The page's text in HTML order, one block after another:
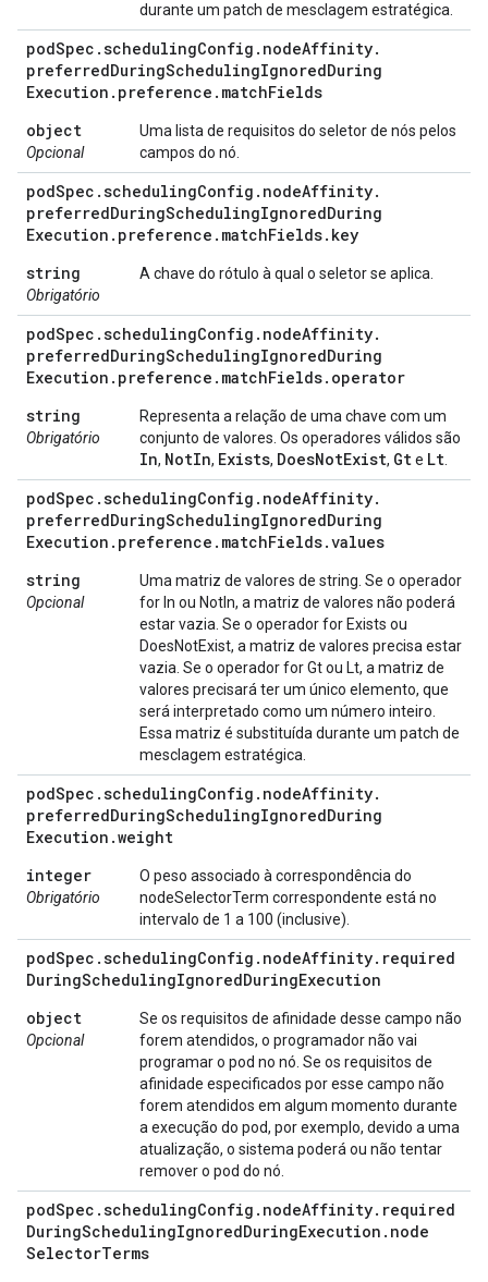
durante um patch de mesclagem estratégica.
podSpec .schedulingConfig . nodeAffinity.
preferredDuringSchedulingIgnoredDuring
Execution . preference . matchFields
object
Opcional
Uma lista de requisitos do seletor de nós pelos
campos do nó.
podSpec .schedulingConfig . nodeAffinity.
preferredDuringSchedulingIgnoredDuring
Execution . preference . matchFields. key
string
Obrigatório
A chave do rótulo à qual o seletor se aplica.
podSpec .schedulingConfig . nodeAffinity.
preferredDuringSchedulingIgnoredDuring
Execution . preference . matchFields. operator
string
Obrigatório
Representa a relação de uma chave com um
conjunto de valores. Os operadores válidos são
In, NotIn, Exists, DoesNotExist, Gte Lt
podSpec .schedulingConfig . nodeAffinity.
preferredDuringSchedulingIgnoredDuring
Execution . preference . matchFields.values
string
Opcional
Uma matriz de valores de string. Se o operador
for In ou NotIn, a matriz de valores não poderá
estar vazia. Se o operador for Exists ou
DoesNotExist, a matriz de valores precisa estar
vazia. Se o operador for Gt ou Lt, a matriz de
valores precisará ter um único elemento, que
será interpretado como um número inteiro.
Essa matriz é substituída durante um patch de
mesclagem estratégica.
podSpec .schedulingConfig . nodeAffinity.
preferredDuringSchedulingIgnoredDuring
Execution .weight
integer
Obrigatório
O peso associado à correspondência do
nodeSelectorTerm correspondente está no
intervalo de 1 a 100 (inclusive).
podSpec .schedulingConfig . nodeAffinity. required
DuringSchedulingIgnoredDuringExecution
object
Opcional
Se os requisitos de afinidade desse campo não
forem atendidos, o programador não vai
programar o pod no nó. Se os requisitos de
afinidade especificados por esse campo não
forem atendidos em algum momento durante
a execução do pod, por exemplo, devido a uma
atualização, o sistema poderá ou não tentar
remover o pod do nó.
podSpec .schedulingConfig . nodeAffinity. required
DuringSchedulingIgnoredDuringExecution . node
SelectorTerms